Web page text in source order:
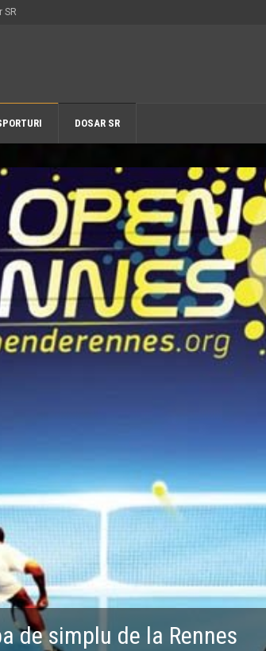
SR
DOSAR SR
de simplu de la Rennes